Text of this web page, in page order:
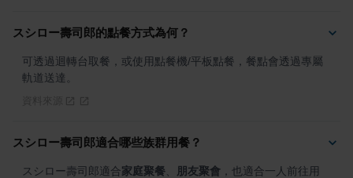
スシロー壽司郎的點餐方式為何？
可透過迴轉台取餐，或使用點餐機/平板點餐，餐點會透過專屬
軌道送達。
スシロー壽司郎適合哪些族群用餐？
スシロー壽司郎適合家庭聚餐 朋友聚會 ，也適合一人前往用